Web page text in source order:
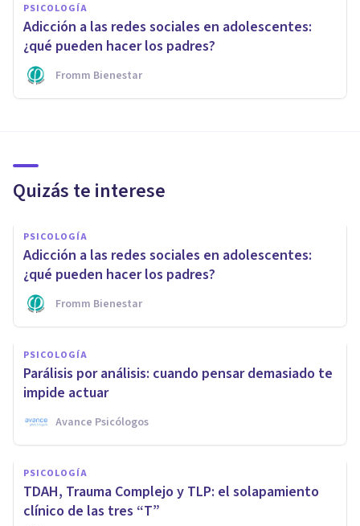
PSICOLOGÍA
Adicción a las redes sociales en adolescentes:
¿qué pueden hacer los padres?
Fromm Bienestar
Quizás te interese
PSICOLOGÍA
Adicción a las redes sociales en adolescentes:
¿qué pueden hacer los padres?
Fromm Bienestar
PSICOLOGÍA
Parálisis por análisis: cuando pensar demasiado te
impide actuar
Avance Psicólogos
PSICOLOGÍA
TDAH, Trauma Complejo y TLP: el solapamiento
clínico de las tres “T”